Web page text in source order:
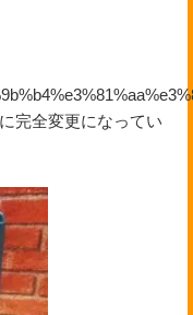
完全変更になってい